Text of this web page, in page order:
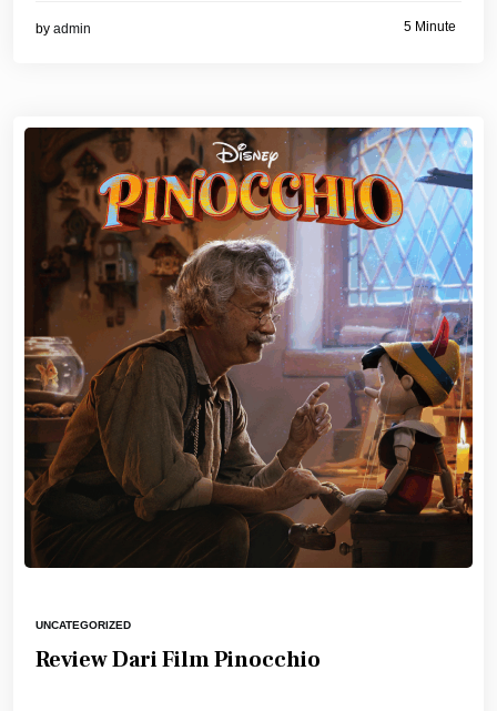
by admin 5 Minute
UNCATEGORIZED
Review Dari Film Pinocchio